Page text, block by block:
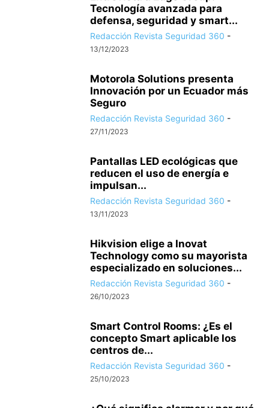
Tecnología avanzada para
defensa, seguridad y smart...
Redacción Revista Seguridad 360 -
13/12/2023
Motorola Solutions presenta
Innovación por un Ecuador más
Seguro
Redacción Revista Seguridad 360 -
27/11/2023
Pantallas LED ecológicas que
reducen el uso de energía e
impulsan...
Redacción Revista Seguridad 360 -
13/11/2023
Hikvision elige a Inovat
Technology como su mayorista
especializado en soluciones...
Redacción Revista Seguridad 360 -
26/10/2023
Smart Control Rooms: ¿Es el
concepto Smart aplicable los
centros de...
Redacción Revista Seguridad 360 -
25/10/2023